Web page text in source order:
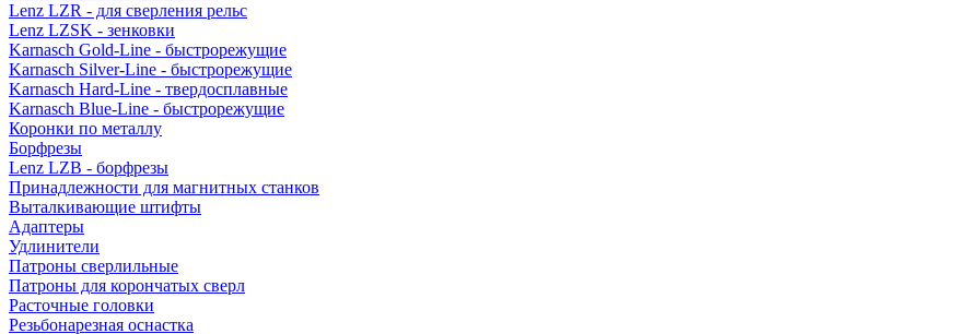
Lenz LZR - для сверления рельс
Lenz LZSK - зенковки
Karnasch Gold-Line - быстрорежущие
Karnasch Silver-Line - быстрорежущие
Karnasch Hard-Line - твердосплавные
Karnasch Blue-Line - быстрорежущие
Коронки по металлу
Борфрезы
Lenz LZB - борфрезы
Принадлежности для магнитных станков
Выталкивающие штифты
Адаптеры
Удлинители
Патроны сверлильные
Патроны для корончатых сверл
Расточные головки
Резьбонарезная оснастка